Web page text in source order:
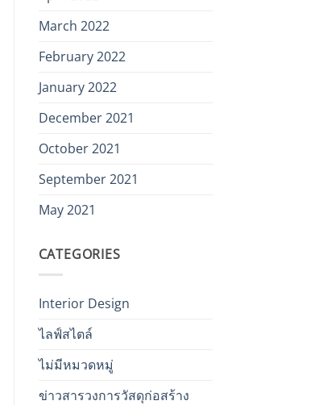
March 2022
February 2022
January 2022
December 2021
October 2021
September 2021
May 2021
CATEGORIES
Interior Design
ไลฟ์สไตล์
ไม่มีหมวดหมู่
ข่าวสารวงการวัสดุก่อสร้าง